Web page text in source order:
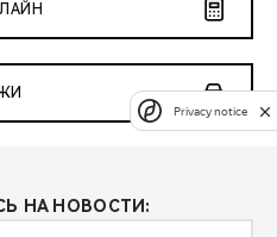
НА НОВОСТИ:
Privacy notice